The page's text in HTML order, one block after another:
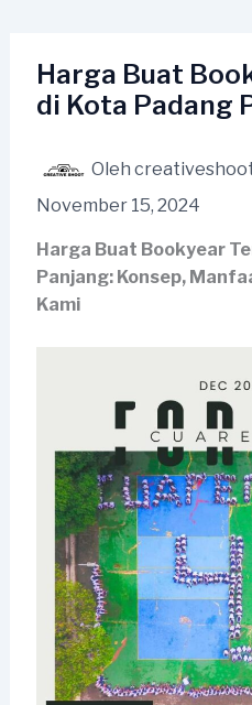
kontenHarga Buat
di Kota Padang
Oleh
November 15, 2024
Harga Buat Bookyear
Panjang: Konsep,
Kami